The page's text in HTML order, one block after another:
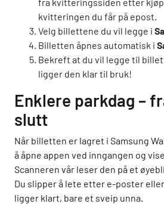
kvitteringen du får på epost.
Velg billettene du vil legge i
Billetten åpnes automatisk i
Bekreft at du vil legge til
ligger den klar til bruk!
Enklere parkdag –
slutt
Når billetten er lagret i Samsung
å åpne appen ved inngangen og
Scanneren vår leser den på et
Du slipper å lete etter e-poster
ligger klart, bare et sveip unna.